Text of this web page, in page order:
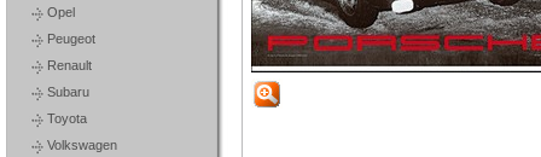
Opel
Peugeot
Renault
Subaru
Toyota
Volkswagen